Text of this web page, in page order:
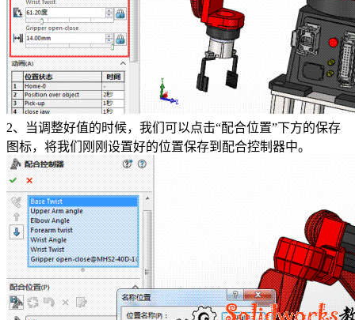
2、当调整好值的时候，我们可以点击“配合位置”下方的保存
图标，将我们刚刚设置好的位置保存到配合控制器中。